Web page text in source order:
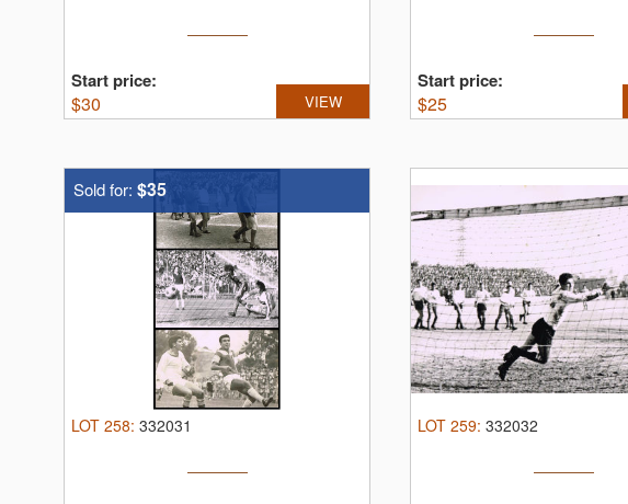
Start price:
$30 VIEW
Start price:
$25
Sold for: $35
LOT 258: 332031 LOT 259: 332032